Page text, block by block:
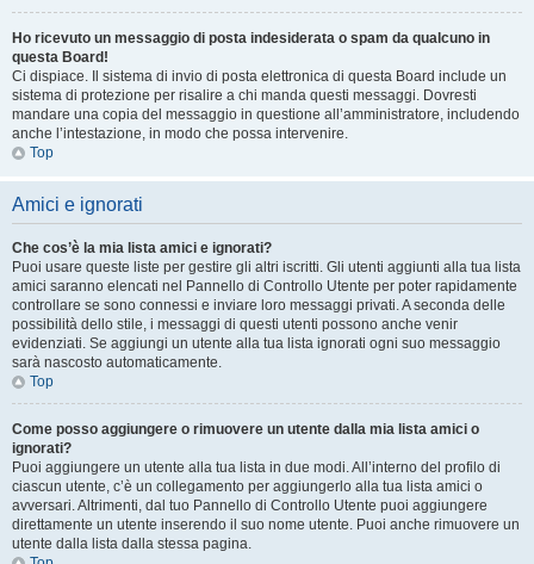
Ho ricevuto un messaggio di posta indesiderata o spam da qualcuno in
questa Board!
Ci dispiace. Il sistema di invio di posta elettronica di questa Board include un
sistema di protezione per risalire a chi manda questi messaggi. Dovresti
mandare una copia del messaggio in questione all’amministratore, includendo
anche l’intestazione, in modo che possa intervenire.
Top
Amici e ignorati
Che cos’è la mia lista amici e ignorati?
Puoi usare queste liste per gestire gli altri iscritti. Gli utenti aggiunti alla tua lista
amici saranno elencati nel Pannello di Controllo Utente per poter rapidamente
controllare se sono connessi e inviare loro messaggi privati. A seconda delle
possibilità dello stile, i messaggi di questi utenti possono anche venir
evidenziati. Se aggiungi un utente alla tua lista ignorati ogni suo messaggio
sarà nascosto automaticamente.
Top
Come posso aggiungere o rimuovere un utente dalla mia lista amici o
ignorati?
Puoi aggiungere un utente alla tua lista in due modi. All’interno del profilo di
ciascun utente, c’è un collegamento per aggiungerlo alla tua lista amici o
avversari. Altrimenti, dal tuo Pannello di Controllo Utente puoi aggiungere
direttamente un utente inserendo il suo nome utente. Puoi anche rimuovere un
utente dalla lista dalla stessa pagina.